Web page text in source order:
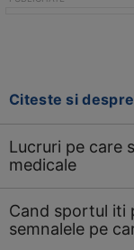
Citeste si
Lucruri pe care
medicale
Cand sportul iti
semnalele pe